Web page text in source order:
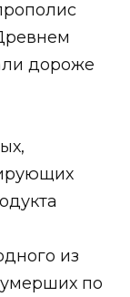
дороже
из
по